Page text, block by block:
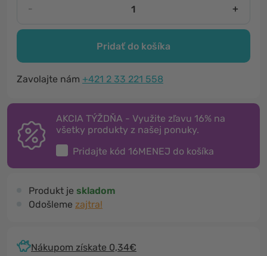
- +
Pridať do košíka
Zavolajte nám +421 2 33 221 558
AKCIA TÝŽDŇA - Využite zľavu 16% na
všetky produkty z našej ponuky.
Pridajte kód 16MENEJ do košíka
Produkt je skladom
Odošleme zajtra!
Nákupom získate 0,34€